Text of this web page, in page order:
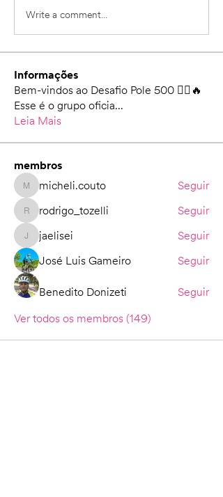
Write a comment...
Informações
Bem-vindos ao Desafio Pole 500 🚴‍♀️🔥
Esse é o grupo oficia...
Leia Mais
membros
micheli.couto
micheli.couto Seguir
rodrigo_tozelli
rodrigo_tozelli Seguir
jaeliseijaelisei
Seguir
José Luis Gameiro
Seguir
Benedito Donizeti
Seguir
Ver todos os membros (149)